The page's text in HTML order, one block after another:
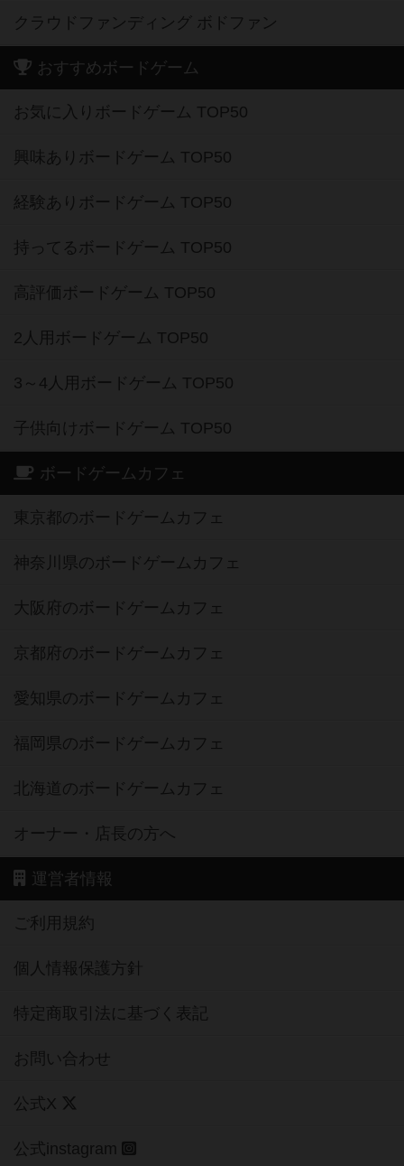
クラウドファンディング ボドファン
おすすめボードゲーム
お気に入りボードゲーム TOP50
興味ありボードゲーム TOP50
経験ありボードゲーム TOP50
持ってるボードゲーム TOP50
高評価ボードゲーム TOP50
2人用ボードゲーム TOP50
3～4人用ボードゲーム TOP50
子供向けボードゲーム TOP50
ボードゲームカフェ
東京都のボードゲームカフェ
神奈川県のボードゲームカフェ
大阪府のボードゲームカフェ
京都府のボードゲームカフェ
愛知県のボードゲームカフェ
福岡県のボードゲームカフェ
北海道のボードゲームカフェ
オーナー・店長の方へ
運営者情報
ご利用規約
個人情報保護方針
特定商取引法に基づく表記
お問い合わせ
公式X
公式instagram